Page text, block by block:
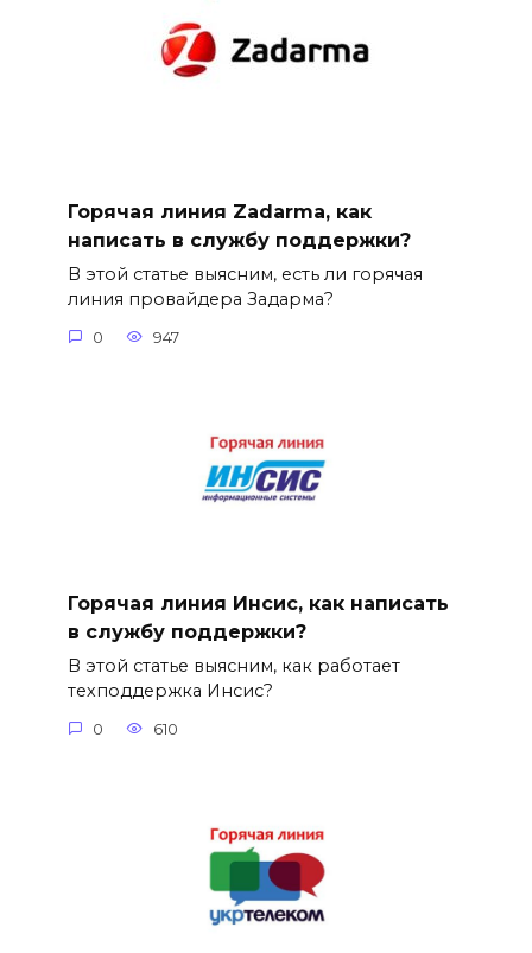
Горячая линия Zadarma, как
написать в службу поддержки?
В этой статье выясним, есть ли горячая
линия провайдера Задарма?
0 947
Горячая линия Инсис, как написать
в службу поддержки?
В этой статье выясним, как работает
техподдержка Инсис?
0 610